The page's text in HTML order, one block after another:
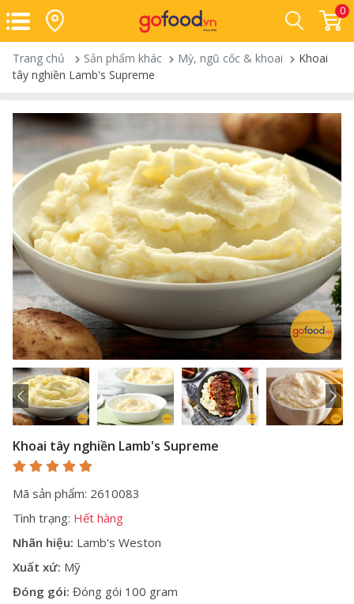
0
Trang chủ Sản phẩm khác Mỳ, ngũ cốc & khoai
Khoai
tây nghiền Lamb's Supreme
Khoai tây nghiền Lamb's Supreme
Mã sản phẩm: 2610083
Tình trạng: Hết hàng
Nhãn hiệu: Lamb's Weston
Xuất xứ: Mỹ
Đóng gói: Đóng gói 100 gram